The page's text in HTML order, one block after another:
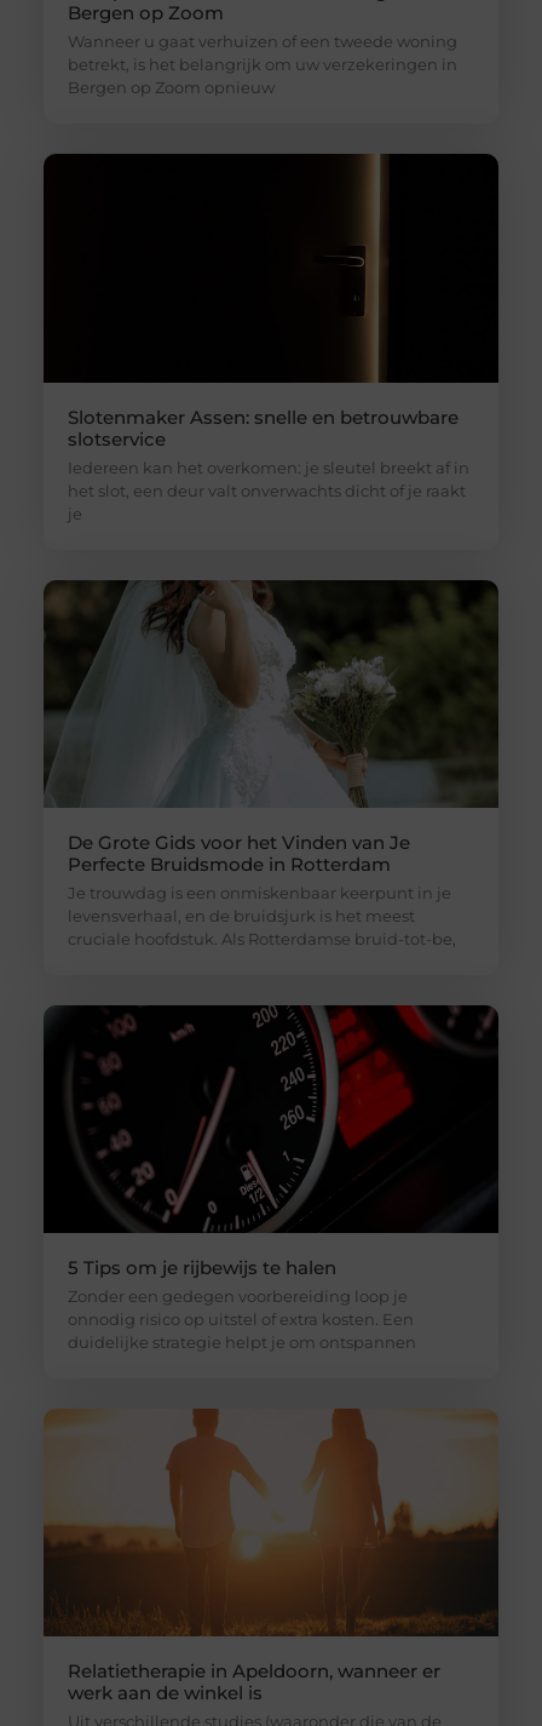
Bergen op Zoom
Wanneer u gaat verhuizen of een tweede woning
betrekt, is het belangrijk om uw verzekeringen in
Bergen op Zoom opnieuw
Slotenmaker Assen: snelle en betrouwbare
slotservice
Iedereen kan het overkomen: je sleutel breekt af in
het slot, een deur valt onverwachts dicht of je raakt
je
De Grote Gids voor het Vinden van Je
Perfecte Bruidsmode in Rotterdam
Je trouwdag is een onmiskenbaar keerpunt in je
levensverhaal, en de bruidsjurk is het meest
cruciale hoofdstuk. Als Rotterdamse bruid-tot-be,
5 Tips om je rijbewijs te halen
Zonder een gedegen voorbereiding loop je
onnodig risico op uitstel of extra kosten. Een
duidelijke strategie helpt je om ontspannen
Relatietherapie in Apeldoorn, wanneer er
werk aan de winkel is
Uit verschillende studies (waaronder die van de